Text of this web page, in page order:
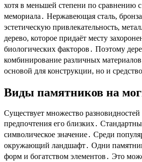
хотя в меньшей степени по сравнению
мемориала․ Нержавеющая сталь,
эстетическую привлекательность,
дерево, которое придаёт месту
биологических факторов․ Поэтому
комбинирование различных
основой для конструкции, но и
Виды памятников на
Существует множество
предпочтения его близких․
символическое значение․ Среди
окружающий ландшафт․ Одни
форм и богатством элементов․ Это